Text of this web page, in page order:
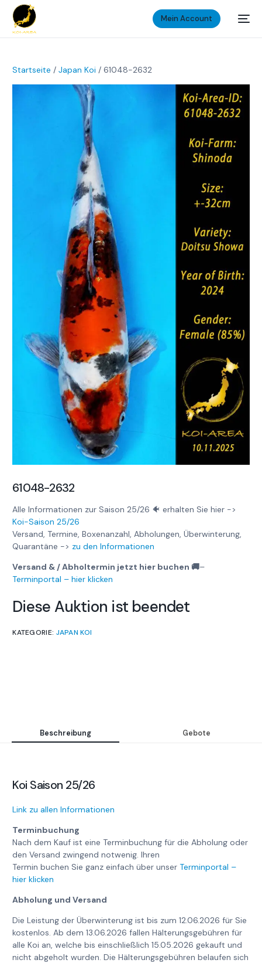
Mein Account
Startseite /Japan Koi / 61048-2632
61048-2632
Alle Informationen zur Saison 25/26 🐠 erhalten Sie hier ->
Koi-Saison 25/26
Versand, Termine, Boxenanzahl, Abholungen, Überwinterung,
Quarantäne -> zu den Informationen
Versand & / Abholtermin jetzt hier buchen 🚚–
Terminportal – hier klicken
Diese Auktion ist beendet
KATEGORIE: JAPAN KOI
Beschreibung Gebote
Koi Saison 25/26
Link zu allen Informationen
Terminbuchung
Nach dem Kauf ist eine Terminbuchung für die Abholung oder
den Versand zwingend notwenig. Ihren
Termin buchen Sie ganz einfach über unserTerminportal –
hier klicken
Abholung und Versand
Die Leistung der Überwinterung ist bis zum 12.06.2026 für Sie
kostenlos. Ab dem 13.06.2026 fallen Hälterungsgebühren für
alle Koi an, welche bis einschließlich 15.05.2026 gekauft und
nicht abgeholt wurden. Die Hälterungsgebühren belaufen sich